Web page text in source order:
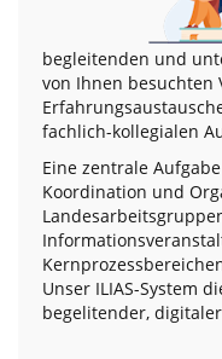
begleitenden und
von Ihnen besuchten
fachlich-kollegialen
Eine zentrale
Koordination und
Unser ILIAS-System
begelitender,